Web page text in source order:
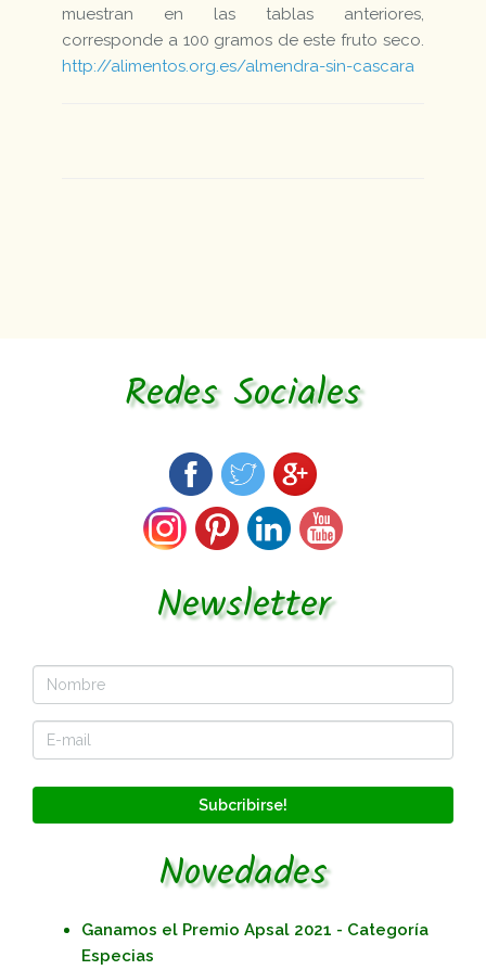
muestran en las tablas anteriores,
corresponde a 100 gramos de este fruto seco.
http://alimentos.org.es/almendra-sin-cascara
Redes Sociales
Newsletter
Subcribirse!
Novedades
Ganamos el Premio Apsal 2021 - Categoría
Especias